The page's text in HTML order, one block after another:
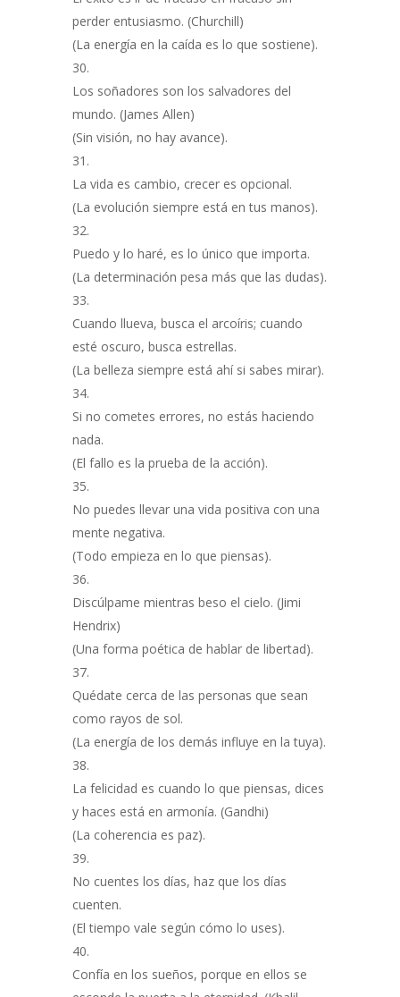
perder entusiasmo. (Churchill)
(La energía en la caída es lo que sostiene).
Los soñadores son los salvadores del
mundo. (James Allen)
(Sin visión, no hay avance).
La vida es cambio, crecer es opcional.
(La evolución siempre está en tus manos).
Puedo y lo haré, es lo único que importa.
(La determinación pesa más que las dudas).
Cuando llueva, busca el arcoíris; cuando
esté oscuro, busca estrellas.
(La belleza siempre está ahí si sabes mirar).
Si no cometes errores, no estás haciendo
nada.
(El fallo es la prueba de la acción).
No puedes llevar una vida positiva con una
mente negativa.
(Todo empieza en lo que piensas).
Discúlpame mientras beso el cielo. (Jimi
Hendrix)
(Una forma poética de hablar de libertad).
Quédate cerca de las personas que sean
como rayos de sol.
(La energía de los demás influye en la tuya).
La felicidad es cuando lo que piensas, dices
y haces está en armonía. (Gandhi)
(La coherencia es paz).
No cuentes los días, haz que los días
cuenten.
(El tiempo vale según cómo lo uses).
Confía en los sueños, porque en ellos se